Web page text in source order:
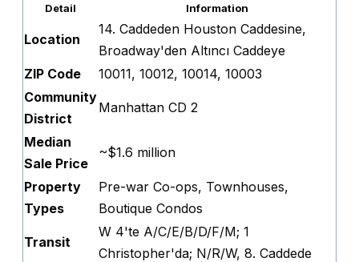
Detail Information
Location
14. Caddeden Houston Caddesine,
Broadway'den Altıncı Caddeye
ZIP Code
10011, 10012, 10014, 10003
Community
District
Manhattan CD 2
Median
Sale Price
~$1.6 million
Property
Types
Pre-war Co-ops, Townhouses,
Boutique Condos
Transit
W 4'te A/C/E/B/D/F/M; 1
Christopher'da; N/R/W, 8. Caddede